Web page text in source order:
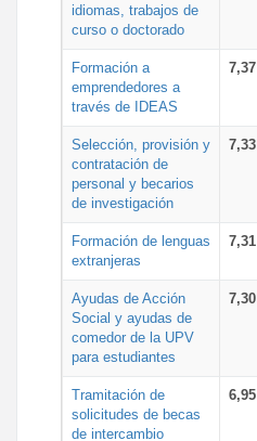
idiomas, trabajos de
curso o doctorado
Formación a
emprendedores a
través de IDEAS
7,37
Selección, provisión y
contratación de
personal y becarios
de investigación
7,33
Formación de lenguas
extranjeras
7,31
Ayudas de Acción
Social y ayudas de
comedor de la UPV
para estudiantes
7,30
Tramitación de
solicitudes de becas
de intercambio
6,95